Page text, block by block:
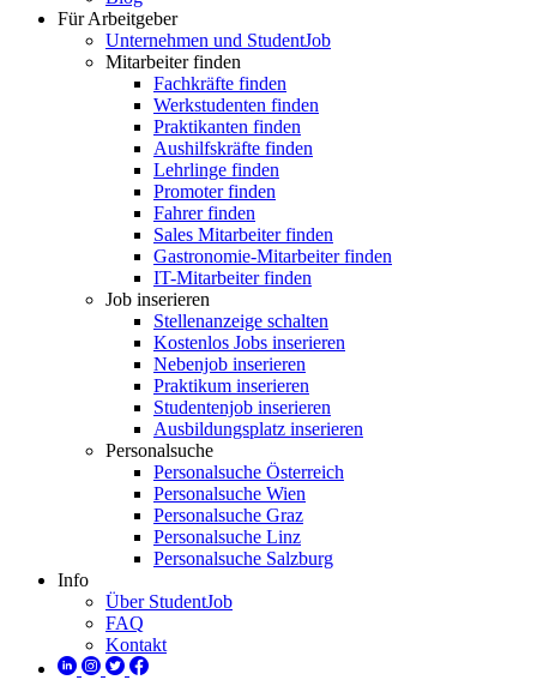
Für Arbeitgeber
Unternehmen und StudentJob
Mitarbeiter finden
Fachkräfte finden
Werkstudenten finden
Praktikanten finden
Aushilfskräfte finden
Lehrlinge finden
Promoter finden
Fahrer finden
Sales Mitarbeiter finden
Gastronomie-Mitarbeiter finden
IT-Mitarbeiter finden
Job inserieren
Stellenanzeige schalten
Kostenlos Jobs inserieren
Nebenjob inserieren
Praktikum inserieren
Studentenjob inserieren
Ausbildungsplatz inserieren
Personalsuche
Personalsuche Österreich
Personalsuche Wien
Personalsuche Graz
Personalsuche Linz
Personalsuche Salzburg
Info
Über StudentJob
FAQ
Kontakt